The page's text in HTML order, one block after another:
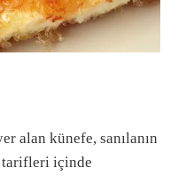
alan künefe, sanılanın
tarifleri içinde